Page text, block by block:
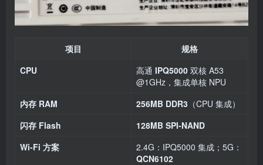
项目
规格
CPU
高通 IPQ5000 双核 A53
@1GHz，集成单核 NPU
内存 RAM
256MB DDR3 （CPU 集成）
闪存 Flash
128MB SPI‑NAND
Wi‑Fi 方案
2.4G：IPQ5000 集成；5G：
QCN6102